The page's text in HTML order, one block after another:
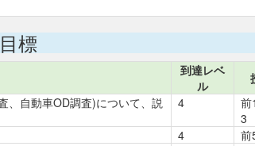
標
到達レベ
ル
、自動車OD調査)について、説
4
前
3
4
前